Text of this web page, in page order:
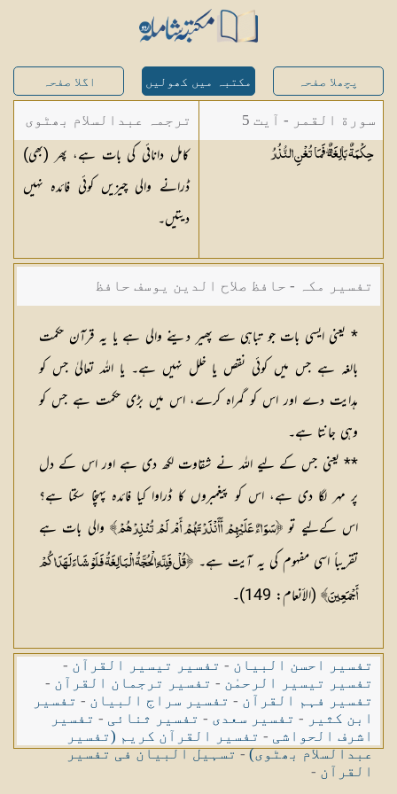
پچھلا صفحہ مکتبہ میں کھولیں اگلا صفحہ
سورة القمر - آیت 5
حِكْمَةٌ بَالِغَةٌ ۖ فَمَا تُغْنِالنُّذُرُ
ترجمہ عبدالسلام بھٹوی
- عبدالسلام بن محمد
کامل دانائی کی بات ہے، پھر (بھی)
ڈرانے والی چیزیں کوئی فائدہ نہیں
دیتیں۔
تفسیر مکہ - حافظ صلاح الدین یوسف حافظ
* یعنی ایسی بات جو تباہی سے پھیر دینے والی ہے یا یہ قرآن حکمت
بالغہ ہے جس میں کوئی نقص یا خلل نہیں ہے۔ یا اللہ تعالیٰ جس کو
ہدایت دے اور اس کو گمراہ کرے، اس میں بڑی حکمت ہے جس کو
وہی جانتا ہے۔
** یعنی جس کے لیے اللہ نے شقاوت لکھ دی ہے اور اس کے دل
پر مہر لگا دی ہے، اس کو پیغمبروں کا ڈراوا کیا فائدہ پہنچا سکتا ہے؟
اس کےلیے تو﴿سَوَاءٌ عَلَيْهِمْ أَأَنْذَرْتَهُمْ أَمْ لَمْ تُنْذِرْهُمْ﴾والی بات ہے
تقریباً اسی مفہوم کی یہ آیت ہے۔ ﴿قُلْ فَلِلَّهِ الْحُجَّةُ الْبَالِغَةُ فَلَوْ شَاءَ لَهَدَاكُمْ
أَجْمَعِينَ﴾ (الأنعام: 149)۔
تفسیر احسن البیان - تفسیر تیسیر القرآن -
تفسیر تیسیر الرحمٰن - تفسیر ترجمان القرآن -
تفسیر فہم القرآن - تفسیر سراج البیان - تفسیر
ابن کثیر - تفسیر سعدی - تفسیر ثنائی - تفسیر
اشرف الحواشی - تفسیر القرآن کریم (تفسیر
عبدالسلام بھٹوی)-تسہیل البیان فی تفسیر
القرآن -